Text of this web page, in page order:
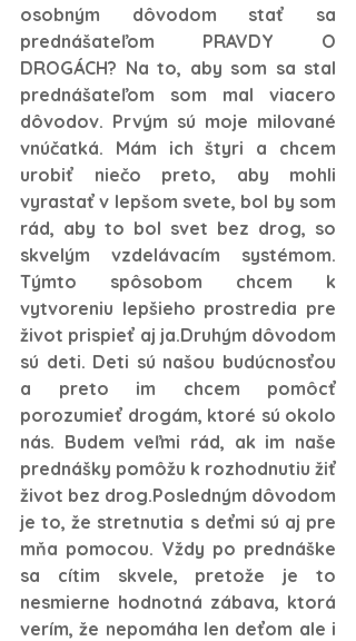
osobným dôvodom stať sa
prednášateľom PRAVDY O
DROGÁCH? Na to, aby som sa stal
prednášateľom som mal viacero
dôvodov. Prvým sú moje milované
vnúčatká. Mám ich štyri a chcem
urobiť niečo preto, aby mohli
vyrastať v lepšom svete, bol by som
rád, aby to bol svet bez drog, so
skvelým vzdelávacím systémom.
Týmto spôsobom chcem k
vytvoreniu lepšieho prostredia pre
život prispieť aj ja.Druhým dôvodom
sú deti. Deti sú našou budúcnosťou
a preto im chcem pomôcť
porozumieť drogám, ktoré sú okolo
nás. Budem veľmi rád, ak im naše
prednášky pomôžu k rozhodnutiu žiť
život bez drog.Posledným dôvodom
je to, že stretnutia s deťmi sú aj pre
mňa pomocou. Vždy po prednáške
sa cítim skvele, pretože je to
nesmierne hodnotná zábava, ktorá
verím, že nepomáha len deťom ale i